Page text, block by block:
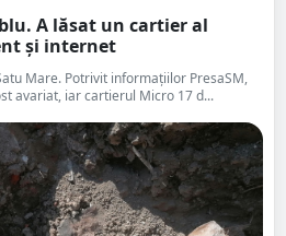
A lăsat un cartier al
și internet
Mare. Potrivit informațiilor PresaSM,
avariat, iar cartierul Micro 17 d...